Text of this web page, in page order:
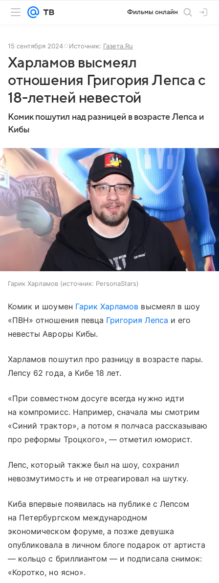
Фильмы онлайн
15 сентября 2024 Источник: Газета.Ru
Харламов высмеял
отношения Григория Лепса с
18-летней невестой
Комик пошутил над разницей в возрасте Лепса и
Кибы
Гарик Харламов источник: PersonaStars
Комик и шоумен Гарик Харламов высмеял в шоу
«ПВН» отношения певца Григория Лепса и его
невесты Авроры Кибы.
Харламов пошутил про разницу в возрасте пары.
Лепсу 62 года, а Кибе 18 лет.
«При совместном досуге всегда нужно идти
на компромисс. Например, сначала мы смотрим
«Синий трактор», а потом я полчаса рассказываю
про реформы Троцкого», — отметил юморист.
Лепс, который также был на шоу, сохранил
невозмутимость и не отреагировал на шутку.
Киба впервые появилась на публике с Лепсом
на Петербургском международном
экономическом форуме, а позже девушка
опубликовала в личном блоге подарок от артиста
— кольцо с бриллиантом — и подписала снимок:
«Коротко, но ясно».